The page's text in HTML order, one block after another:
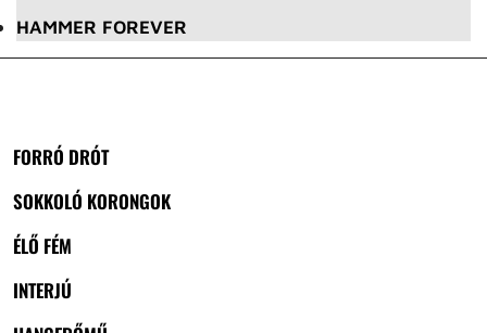
HAMMER FOREVER
FORRÓ DRÓT
SOKKOLÓ KORONGOK
ÉLŐ FÉM
INTERJÚ